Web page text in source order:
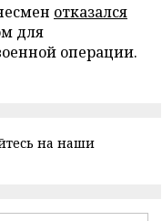
отказался
для
операции.
на наши